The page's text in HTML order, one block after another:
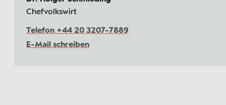
Chefvolkswirt
Telefon +44 20 3207-7889
E-Mail schreiben